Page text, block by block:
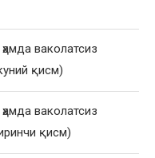
ваколатсиз
қисм)
ваколатсиз
қисм)